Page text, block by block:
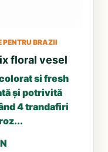
PENTRU BRAZII
floral vesel
si fresh
și potrivită
4 trandafiri